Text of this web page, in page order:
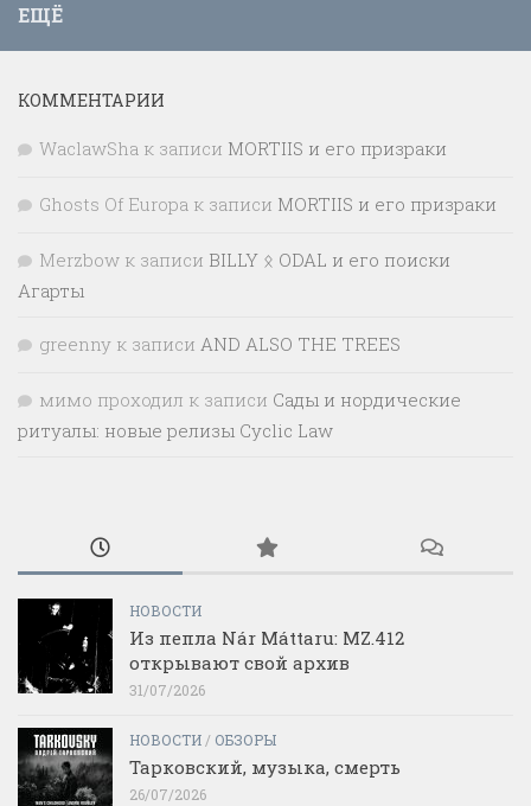
ЕЩЁ
КОММЕНТАРИИ
WaclawSha к записи MORTIIS и его призраки
Ghosts Of Europa к записи MORTIIS и его призраки
Merzbow к записи BILLY ᛟ ODAL и его поиски
Агарты
greenny к записи AND ALSO THE TREES
мимо проходил к записи Сады и нордические
ритуалы: новые релизы Cyclic Law
НОВОСТИ
Из пепла Nár Máttaru: MZ.412
открывают свой архив
31/07/2026
НОВОСТИ/ ОБЗОРЫ
Тарковский, музыка, смерть
26/07/2026